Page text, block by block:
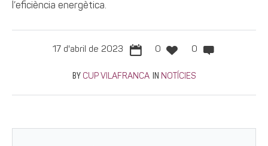
l’eficiència energètica.
17 d'abril de 2023 0 0
BY CUP VILAFRANCA IN NOTÍCIES